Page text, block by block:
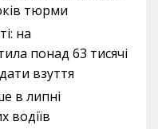
тюрми
на
понад 63 тисячі
взуття
в липні
водіїв